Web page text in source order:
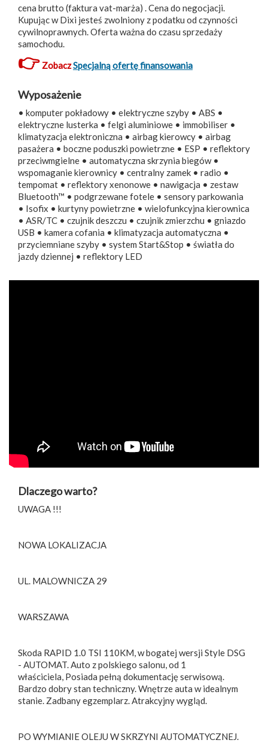
cena brutto (faktura vat-marża) . Cena do negocjacji.
Kupując w Dixi jesteś zwolniony z podatku od czynności
cywilnoprawnych. Oferta ważna do czasu sprzedaży
samochodu.
👉ZobaczSpecjalną ofertę finansowania
Wyposażenie
• komputer pokładowy • elektryczne szyby • ABS •
elektryczne lusterka • felgi aluminiowe • immobiliser •
klimatyzacja elektroniczna • airbag kierowcy • airbag
pasażera • boczne poduszki powietrzne • ESP • reflektory
przeciwmgielne • automatyczna skrzynia biegów •
wspomaganie kierownicy • centralny zamek • radio •
tempomat • reflektory xenonowe • nawigacja • zestaw
Bluetooth™ • podgrzewane fotele • sensory parkowania
• Isofix • kurtyny powietrzne • wielofunkcyjna kierownica
• ASR/TC • czujnik deszczu • czujnik zmierzchu • gniazdo
USB • kamera cofania • klimatyzacja automatyczna •
przyciemniane szyby • system Start&Stop • światła do
jazdy dziennej • reflektory LED
Dlaczego warto?
UWAGA !!!
NOWA LOKALIZACJA
UL. MALOWNICZA 29
WARSZAWA
Skoda RAPID 1.0 TSI 110KM, w bogatej wersji Style DSG
- AUTOMAT. Auto z polskiego salonu, od 1
właściciela, Posiada pełną dokumentację serwisową.
Bardzo dobry stan techniczny. Wnętrze auta w idealnym
stanie. Zadbany egzemplarz. Atrakcyjny wygląd.
PO WYMIANIE OLEJU W SKRZYNI AUTOMATYCZNEJ.